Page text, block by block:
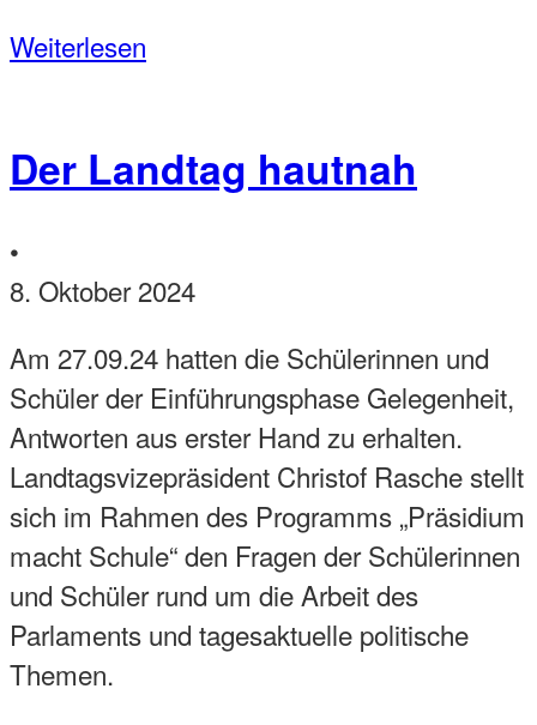
Weiterlesen
Der Landtag hautnah
•
8. Oktober 2024
Am 27.09.24 hatten die Schülerinnen und
Schüler der Einführungsphase Gelegenheit,
Antworten aus erster Hand zu erhalten.
Landtagsvizepräsident Christof Rasche stellt
sich im Rahmen des Programms „Präsidium
macht Schule“ den Fragen der Schülerinnen
und Schüler rund um die Arbeit des
Parlaments und tagesaktuelle politische
Themen.